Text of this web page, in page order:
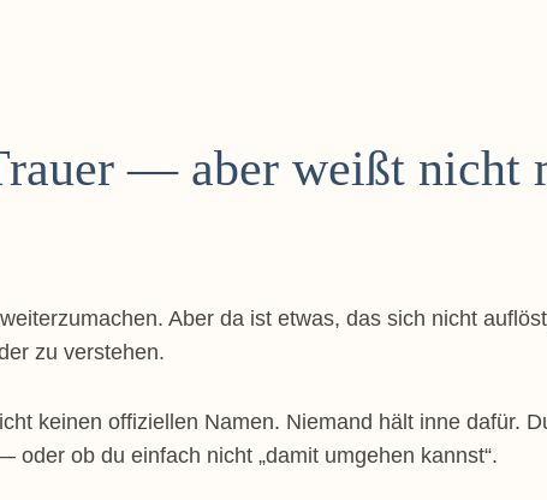
— aber weißt nicht
Aber da ist etwas, das sich nicht
zu verstehen.
keinen offiziellen Namen. Niemand hält inne dafür.
ob du einfach nicht „damit umgehen kannst“.